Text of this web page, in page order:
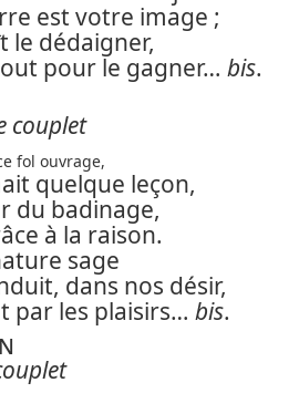
est votre image ;
le dédaigner,
pour le gagner… bis.
couplet
fol ouvrage,
quelque leçon,
du badinage,
à la raison.
sage
dans nos désir,
par les plaisirs… bis.